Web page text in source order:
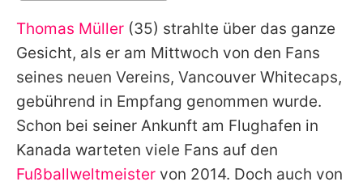
Alle Themen auf Promiflash
Jobs
App runterladen
Team
Thomas Müller (35) strahlte über das ganze
Gesicht, als er am Mittwoch von den Fans
seines neuen Vereins, Vancouver Whitecaps,
gebührend in Empfang genommen wurde.
Schon bei seiner Ankunft am Flughafen in
Kanada warteten viele Fans auf den
Fußballweltmeister von 2014. Doch auch von